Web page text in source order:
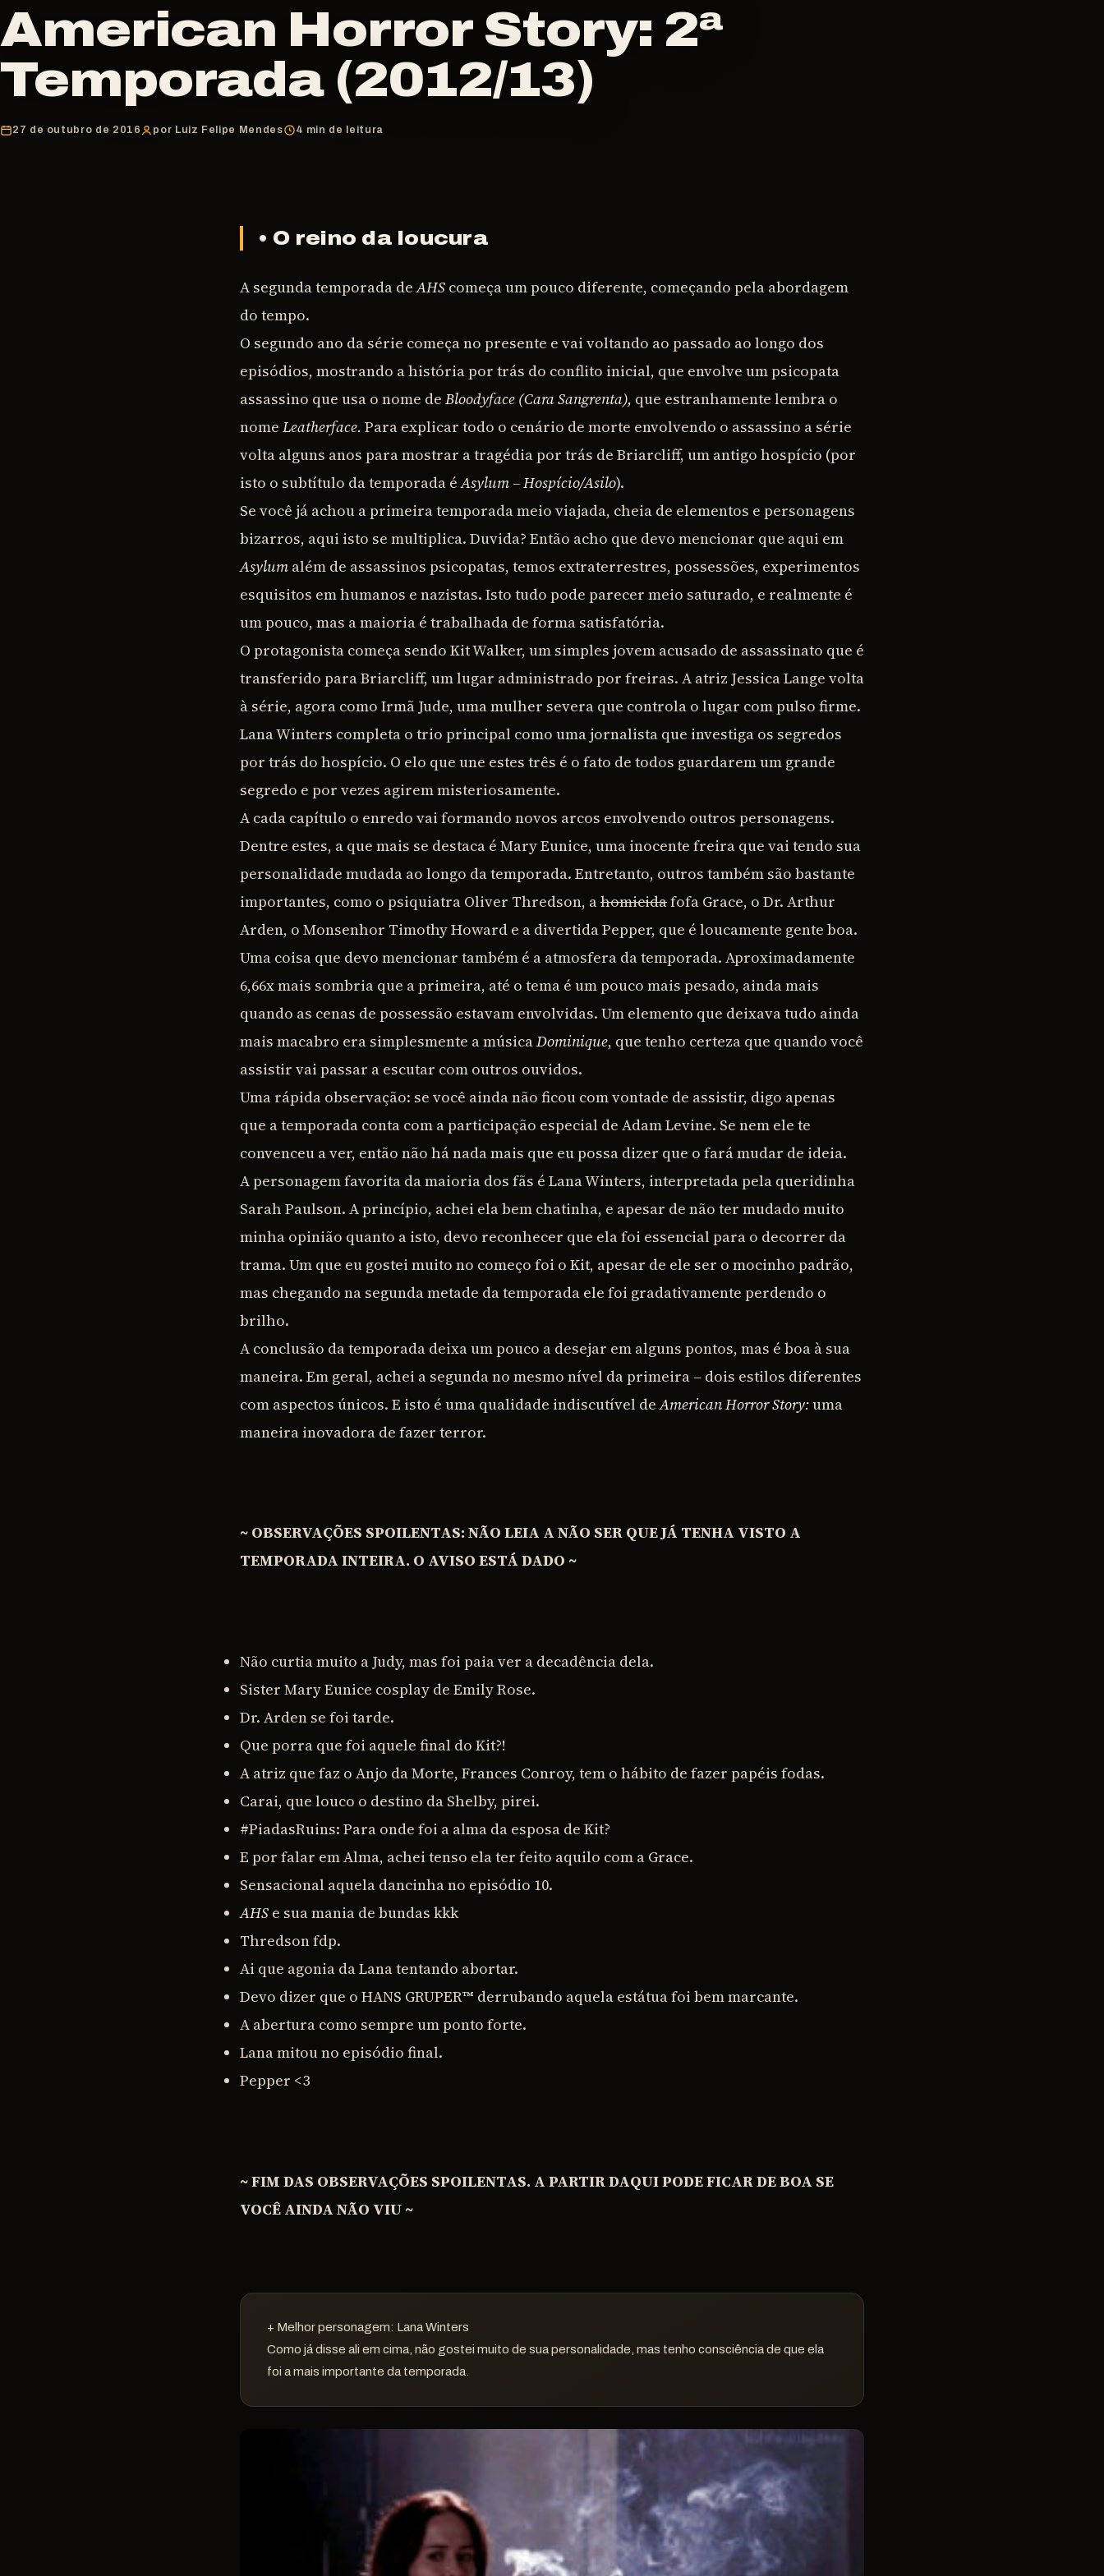
American Horror Story: 2ª
Temporada (2012/13)
27 de outubro de 2016 por Luiz Felipe Mendes 4 min de leitura
• O reino da loucura
A segunda temporada deAHS começa um pouco diferente, começando pela abordagem
do tempo.
O segundo ano da série começa no presente e vai voltando ao passado ao longo dos
episódios, mostrando a história por trás do conflito inicial, que envolve um psicopata
assassino que usa o nome de Bloodyface (Cara Sangrenta), que estranhamente lembra o
nome Leatherface. Para explicar todo o cenário de morte envolvendo o assassino a série
volta alguns anos para mostrar a tragédia por trás de Briarcliff, um antigo hospício (por
isto o subtítulo da temporada éAsylum – Hospício/Asilo).
Se você já achou a primeira temporada meio viajada, cheia de elementos e personagens
bizarros, aqui isto se multiplica. Duvida? Então acho que devo mencionar que aqui em
Asylum além de assassinos psicopatas, temos extraterrestres, possessões, experimentos
esquisitos em humanos e nazistas. Isto tudo pode parecer meio saturado, e realmente é
um pouco, mas a maioria é trabalhada de forma satisfatória.
O protagonista começa sendo Kit Walker, um simples jovem acusado de assassinato que é
transferido para Briarcliff, um lugar administrado por freiras. A atriz Jessica Lange volta
à série, agora como Irmã Jude, uma mulher severa que controla o lugar com pulso firme.
Lana Winters completa o trio principal como uma jornalista que investiga os segredos
por trás do hospício. O elo que une estes três é o fato de todos guardarem um grande
segredo e por vezes agirem misteriosamente.
A cada capítulo o enredo vai formando novos arcos envolvendo outros personagens.
Dentre estes, a que mais se destaca é Mary Eunice, uma inocente freira que vai tendo sua
personalidade mudada ao longo da temporada. Entretanto, outros também são bastante
importantes, como o psiquiatra Oliver Thredson, ahomicidafofa Grace, o Dr. Arthur
Arden, o Monsenhor Timothy Howard e a divertida Pepper, que é loucamente gente boa.
Uma coisa que devo mencionar também é a atmosfera da temporada. Aproximadamente
6,66x mais sombria que a primeira, até o tema é um pouco mais pesado, ainda mais
quando as cenas de possessão estavam envolvidas. Um elemento que deixava tudo ainda
mais macabro era simplesmente a músicaDominique, que tenho certeza que quando você
assistir vai passar a escutar com outros ouvidos.
Uma rápida observação: se você ainda não ficou com vontade de assistir, digo apenas
que a temporada conta com a participação especial de Adam Levine. Se nem ele te
convenceu a ver, então não há nada mais que eu possa dizer que o fará mudar de ideia.
A personagem favorita da maioria dos fãs é Lana Winters, interpretada pela queridinha
Sarah Paulson. A princípio, achei ela bem chatinha, e apesar de não ter mudado muito
minha opinião quanto a isto, devo reconhecer que ela foi essencial para o decorrer da
trama. Um que eu gostei muito no começo foi o Kit, apesar de ele ser o mocinho padrão,
mas chegando na segunda metade da temporada ele foi gradativamente perdendo o
brilho.
A conclusão da temporada deixa um pouco a desejar em alguns pontos, mas é boa à sua
maneira. Em geral, achei a segunda no mesmo nível da primeira – dois estilos diferentes
com aspectos únicos. E isto é uma qualidade indiscutível deAmerican Horror Story:uma
maneira inovadora de fazer terror.
~ OBSERVAÇÕES SPOILENTAS: NÃO LEIA A NÃO SER QUE JÁ TENHA VISTO A
TEMPORADA INTEIRA. O AVISO ESTÁ DADO ~
Não curtia muito a Judy, mas foi paia ver a decadência dela.
Sister Mary Eunice cosplay de Emily Rose.
Dr. Arden se foi tarde.
Que porra que foi aquele final do Kit?!
A atriz que faz o Anjo da Morte, Frances Conroy, tem o hábito de fazer papéis fodas.
Carai, que louco o destino da Shelby, pirei.
#PiadasRuins: Para onde foi a alma da esposa de Kit?
E por falar em Alma, achei tenso ela ter feito aquilo com a Grace.
Sensacional aquela dancinha no episódio 10.
AHS e sua mania de bundas kkk
Thredson fdp.
Ai que agonia da Lana tentando abortar.
Devo dizer que o HANS GRUPER™ derrubando aquela estátua foi bem marcante.
A abertura como sempre um ponto forte.
Lana mitou no episódio final.
Pepper <3
~ FIM DAS OBSERVAÇÕES SPOILENTAS. A PARTIR DAQUI PODE FICAR DE BOA SE
VOCÊ AINDA NÃO VIU ~
+ Melhor personagem: Lana Winters
Como já disse ali em cima, não gostei muito de sua personalidade, mas tenho consciência de que ela
foi a mais importante da temporada.